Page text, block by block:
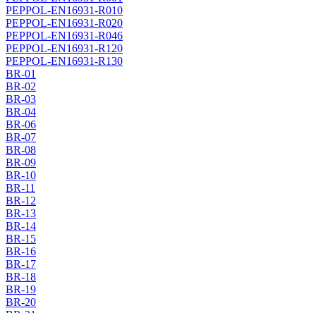
PEPPOL-EN16931-R010
PEPPOL-EN16931-R020
PEPPOL-EN16931-R046
PEPPOL-EN16931-R120
PEPPOL-EN16931-R130
BR-01
BR-02
BR-03
BR-04
BR-06
BR-07
BR-08
BR-09
BR-10
BR-11
BR-12
BR-13
BR-14
BR-15
BR-16
BR-17
BR-18
BR-19
BR-20